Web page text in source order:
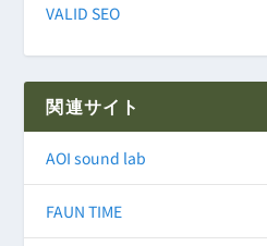
VALID SEO
関連サイト
AOI sound lab
FAUN TIME